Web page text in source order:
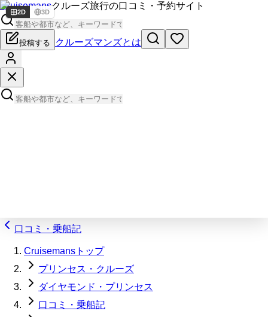
Cruisemansクルーズ旅行の口コミ・予約サイト
投稿する クルーズマンズとは
口コミ・乗船記
Cruisemansトップ
プリンセス・クルーズ
ダイヤモンド・プリンセス
口コミ・乗船記
2D 3D